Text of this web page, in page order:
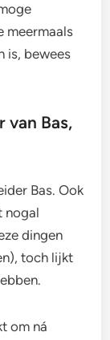
meermaals
is, bewees
van Bas,
Bas. Ook
nogal
dingen
toch lijkt
om ná